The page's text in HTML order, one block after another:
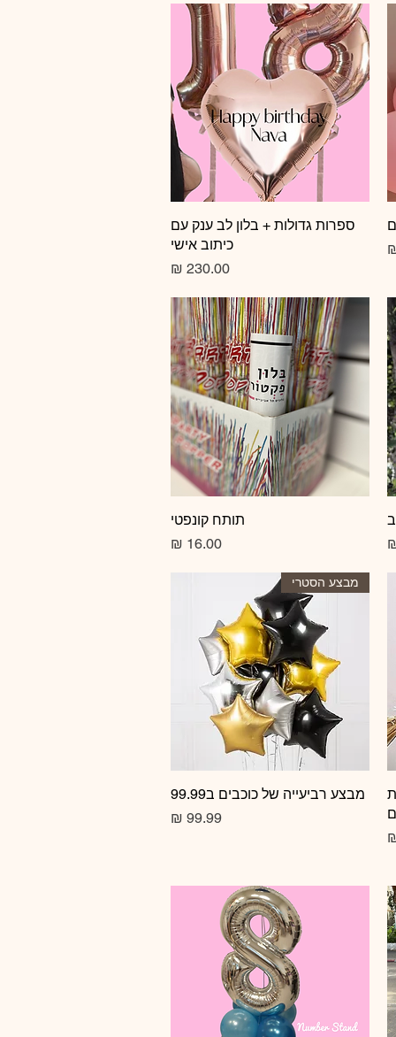
תצוגה מהירה
ספרות גדולות + בלון לב ענק עם
כיתוב אישי
מחיר
תצוגה מהירהתותח קונפטי
מחיר
תצוגה מהירה
מבצע הסטרי
מבצע רביעייה של כוכבים ב99.99
מחיר